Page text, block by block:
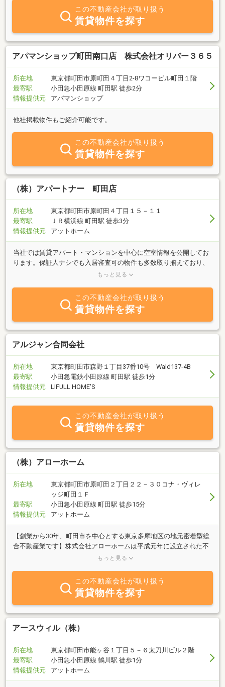
最適な価格でお客様にご満足いただける提案を行う様常に心がけて
おります。「未公開物件情報」「最新分譲情報」をお探しのお客様
や、ご売却をご検討中のお客様・業者様も是非当店にお問合わせ下
さい。
この不動産会社が取り扱う
賃貸物件を探す
アパマンショップ町田南口店 株式会社オリバー３６５
所在地
東京都町田市原町田４丁目2-8ワコービル町田１階
最寄駅
小田急小田原線 町田駅 徒歩2分
情報提供元
アパマンショップ
他社掲載物件もご紹介可能です。
この不動産会社が取り扱う
賃貸物件を探す
（株）アパートナー 町田店
所在地
東京都町田市原町田４丁目１５－１１
最寄駅
ＪＲ横浜線 町田駅 徒歩3分
情報提供元
アットホーム
当社では賃貸アパート・マンションを中心に空室情報を公開してお
ります。保証人ナシでも入居審査可の物件も多数取り揃えており、
お客様のご希望の住まいをお探し致します。不動産に関わるご相談
もっと見る
この不動産会社が取り扱う
賃貸物件を探す
アルジャン合同会社
所在地
東京都町田市森野１丁目37番10号 Wald137-4B
最寄駅
小田急電鉄小田原線 町田駅 徒歩1分
情報提供元
LIFULL HOME'S
この不動産会社が取り扱う
賃貸物件を探す
（株）アローホーム
所在地
東京都町田市原町田２丁目２２－３０コナ・ヴィレ
ッジ町田１Ｆ
最寄駅
小田急小田原線 町田駅 徒歩15分
情報提供元
アットホーム
【創業から30年、町田市を中心とする東京多摩地区の地元密着型総
合不動産業です】株式会社アローホームは平成元年に設立された不
動産会社です。東京都町田市を中心に地域に密着したアパート・マ
お客様にお取引をいただいております。地域密着の不動産会社なら
ではの特選物件や厳選された情報をご用意しておりますのでぜひ一
度ご来店下さい。不動産の賃貸・仲介事業以外にも、安全対策事業
として滑り止め工法（Ｖｉｔ工法）による歩道や階段・通路等の防
滑工事を行っております。人の集まる公共の場所や歩道・階段・傾
斜のある通路等の安全対策として現在注目されている工法です。
もっと見る
この不動産会社が取り扱う
賃貸物件を探す
アースウィル（株）
所在地
東京都町田市能ヶ谷１丁目５－６太刀川ビル２階
最寄駅
小田急小田原線 鶴川駅 徒歩1分
情報提供元
アットホーム